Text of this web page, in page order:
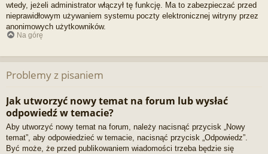
wtedy, jeżeli administrator włączył tę funkcję. Ma to zabezpieczać przed
nieprawidłowym używaniem systemu poczty elektronicznej witryny przez
anonimowych użytkowników.
Na górę
Problemy z pisaniem
Jak utworzyć nowy temat na forum lub wysłać
odpowiedź w temacie?
Aby utworzyć nowy temat na forum, należy nacisnąć przycisk „Nowy
temat”, aby odpowiedzieć w temacie, nacisnąć przycisk „Odpowiedz”.
Być może, że przed publikowaniem wiadomości trzeba będzie się